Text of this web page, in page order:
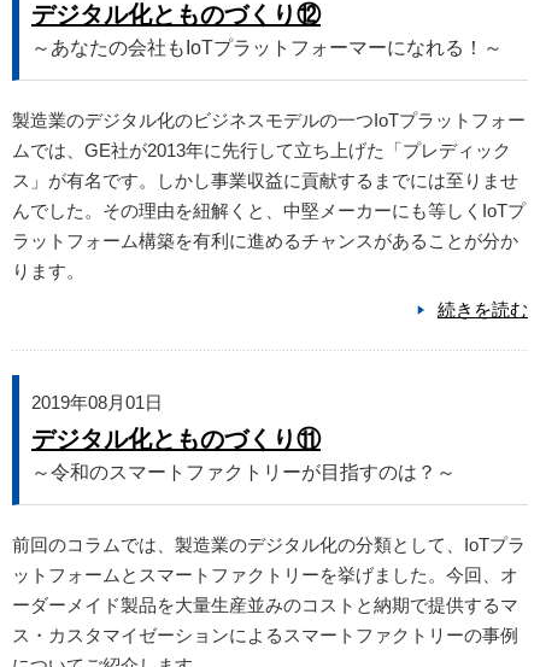
デジタル化とものづくり⑫
～あなたの会社もIoTプラットフォーマーになれる！～
製造業のデジタル化のビジネスモデルの一つIoTプラットフォー
ムでは、GE社が2013年に先行して立ち上げた「プレディック
ス」が有名です。しかし事業収益に貢献するまでには至りませ
んでした。その理由を紐解くと、中堅メーカーにも等しくIoTプ
ラットフォーム構築を有利に進めるチャンスがあることが分か
ります。
続きを読む
2019年08月01日
デジタル化とものづくり⑪
～令和のスマートファクトリーが目指すのは？～
前回のコラムでは、製造業のデジタル化の分類として、IoTプラ
ットフォームとスマートファクトリーを挙げました。今回、オ
ーダーメイド製品を大量生産並みのコストと納期で提供するマ
ス・カスタマイゼーションによるスマートファクトリーの事例